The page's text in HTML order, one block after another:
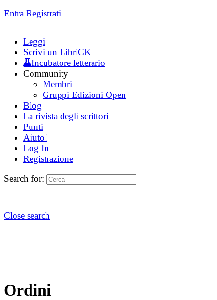
Entra Registrati
Leggi
Scrivi un LibriCK
Incubatore letterario
Community
Membri
Gruppi Edizioni Open
Blog
La rivista degli scrittori
Punti
Aiuto!
Log In
Registrazione
Search for:
Close search
Ordini